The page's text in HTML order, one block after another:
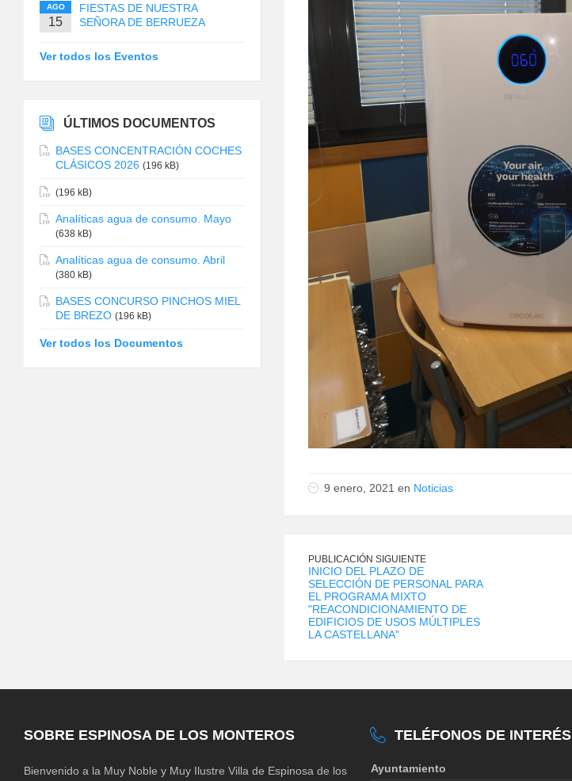
9 enero, 2021 en Noticias
PUBLICACIÓN SIGUIENTE
INICIO DEL PLAZO DE
SELECCIÓN DE PERSONAL PARA
EL PROGRAMA MIXTO
"REACONDICIONAMIENTO DE
EDIFICIOS DE USOS MÚLTIPLES
LA CASTELLANA"
AGO
15
FIESTAS DE NUESTRA
SEÑORA DE BERRUEZA
Ver todos los Eventos
ÚLTIMOS DOCUMENTOS
BASES CONCENTRACIÓN COCHES
CLÁSICOS 2026 (196 kB)
(196 kB)
Analíticas agua de consumo. Mayo
(638 kB)
Analíticas agua de consumo. Abril
(380 kB)
BASES CONCURSO PINCHOS MIEL
DE BREZO (196 kB)
Ver todos los Documentos
SOBRE ESPINOSA DE LOS MONTEROS
Bienvenido a la Muy Noble y Muy Ilustre Villa de Espinosa de los
TELÉFONOS DE INTERÉS
Ayuntamiento